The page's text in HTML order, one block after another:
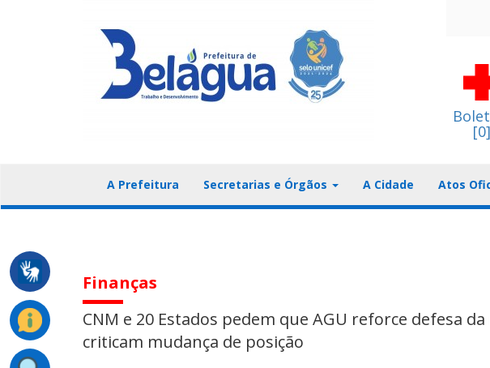
[0]
A Prefeitura Secretarias e Órgãos A Cidade Atos
Finanças
CNM e 20 Estados pedem que AGU reforce defesa
criticam mudança de posição